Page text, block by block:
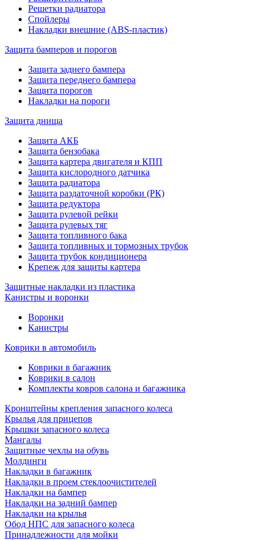
Решетки радиатора
Спойлеры
Накладки внешние (ABS-пластик)
Защита бамперов и порогов
Защита заднего бампера
Защита переднего бампера
Защита порогов
Накладки на пороги
Защита днища
Защита АКБ
Защита бензобака
Защита картера двигателя и КПП
Защита кислородного датчика
Защита радиатора
Защита раздаточной коробки (РК)
Защита редуктора
Защита рулевой рейки
Защита рулевых тяг
Защита топливного бака
Защита топливных и тормозных трубок
Защита трубок кондиционера
Крепеж для защиты картера
Защитные накладки из пластика
Канистры и воронки
Воронки
Канистры
Коврики в автомобиль
Коврики в багажник
Коврики в салон
Комплекты ковров салона и багажника
Кронштейны крепления запасного колеса
Крылья для прицепов
Крышки запасного колеса
Мангалы
Защитные чехлы на обувь
Молдинги
Накладки в багажник
Накладки в проем стеклоочистителей
Накладки на бампер
Накладки на задний бампер
Накладки на крылья
Обод НПС для запасного колеса
Принадлежности для мойки